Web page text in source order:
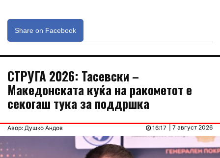
Share on Facebook
СТРУГА 2026: Тасевски –
Македонската куќа на ракометот е
секогаш тука за поддршка
Авор: Душко Андов | 7 август 2026
16:17